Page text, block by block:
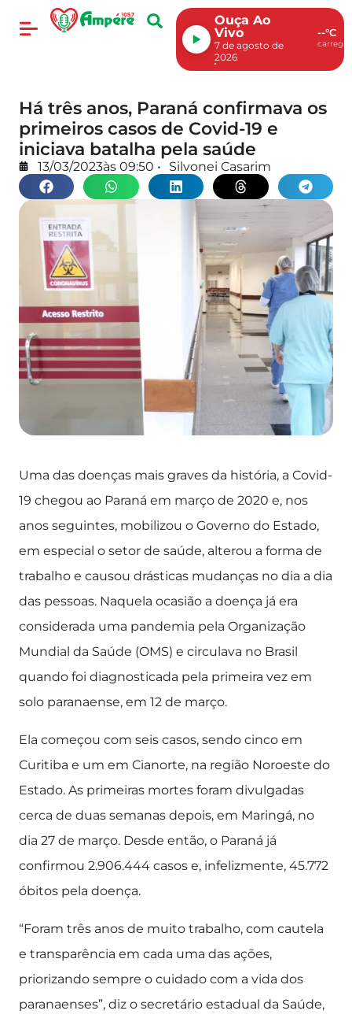
Ouça Ao
Vivo
7 de agosto de
2026
--°C
Há três anos, Paraná confirmava os
primeiros casos de Covid-19 e
iniciava batalha pela saúde
13/03/2023às 09:50 • Silvonei Casarim
Uma das doenças mais graves da história, a Covid-
19 chegou ao Paraná em março de 2020 e, nos
anos seguintes, mobilizou o Governo do Estado,
em especial o setor de saúde, alterou a forma de
trabalho e causou drásticas mudanças no dia a dia
das pessoas. Naquela ocasião a doença já era
considerada uma pandemia pela Organização
Mundial da Saúde (OMS) e circulava no Brasil
quando foi diagnosticada pela primeira vez em
solo paranaense, em 12 de março.
Ela começou com seis casos, sendo cinco em
Curitiba e um em Cianorte, na região Noroeste do
Estado. As primeiras mortes foram divulgadas
cerca de duas semanas depois, em Maringá, no
dia 27 de março. Desde então, o Paraná já
confirmou 2.906.444 casos e, infelizmente, 45.772
óbitos pela doença.
“Foram três anos de muito trabalho, com cautela
e transparência em cada uma das ações,
priorizando sempre o cuidado com a vida dos
paranaenses”, diz o secretário estadual da Saúde,